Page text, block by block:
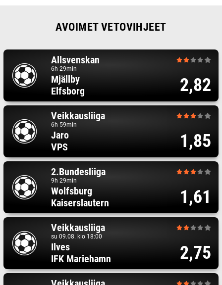
AVOIMET VETOVIHJEET
Allsvenskan
6h 29min
Mjällby
Elfsborg
2,82
Veikkausliiga
6h 59min
Jaro
VPS
1,85
2.Bundesliiga
9h 29min
Wolfsburg
Kaiserslautern
1,61
Veikkausliiga
su 09.08. klo 18:00
Ilves
IFK Mariehamn
2,75